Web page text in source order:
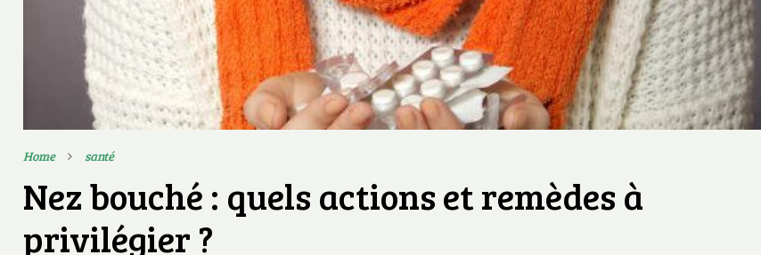
Home santé
Nez bouché : quels actions et remèdes à
privilégier ?